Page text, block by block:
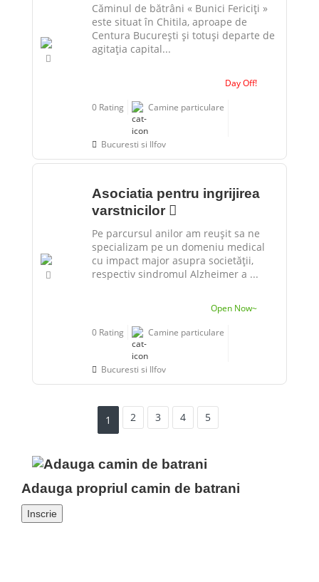
Căminul de bătrâni « Bunici Fericiți »
este situat în Chitila, aproape de
Centura București și totuși departe de
agitația capital...
Day Off!
0 Rating
Camine particulare
Bucuresti si Ilfov
Asociatia pentru ingrijirea
varstnicilor
Pe parcursul anilor am reușit sa ne
specializam pe un domeniu medical
cu impact major asupra societății,
respectiv sindromul Alzheimer a ...
Open Now~
0 Rating
Camine particulare
Bucuresti si Ilfov
1 2 3 4 5
Adauga propriul camin de batrani
Inscrie